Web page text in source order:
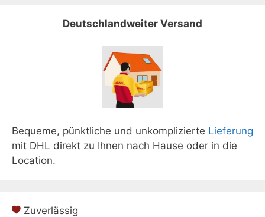
Deutschlandweiter Versand
Bequeme, pünktliche und unkomplizierte Lieferung
mit DHL direkt zu Ihnen nach Hause oder in die
Location.
Zuverlässig